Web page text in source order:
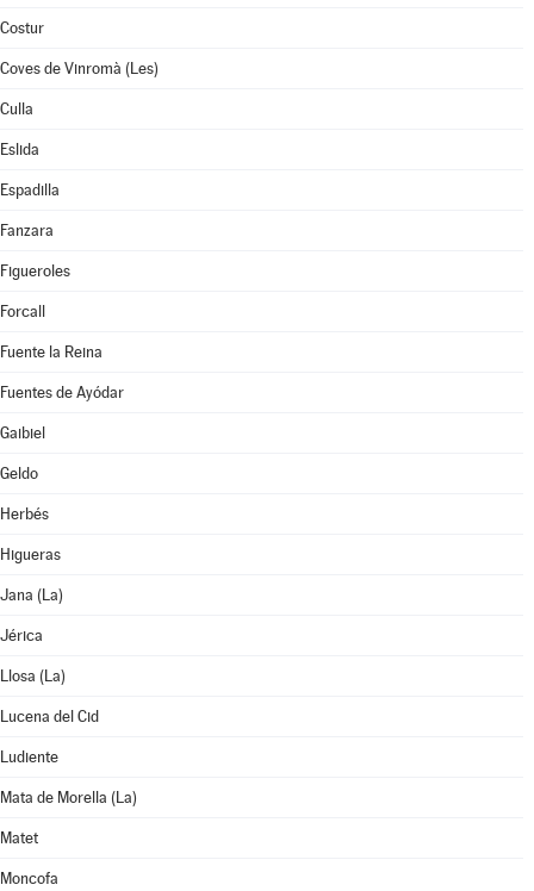
Costur
Coves de Vinromà (Les)
Culla
Eslida
Espadilla
Fanzara
Figueroles
Forcall
Fuente la Reina
Fuentes de Ayódar
Gaibiel
Geldo
Herbés
Higueras
Jana (La)
Jérica
Llosa (La)
Lucena del Cid
Ludiente
Mata de Morella (La)
Matet
Moncofa